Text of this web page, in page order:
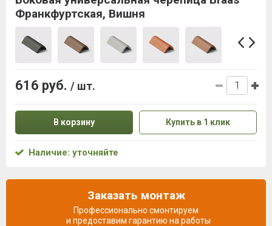
Франкфуртская, Вишня
616 руб. / шт.
В корзину Купить в 1 клик
Наличие: уточняйте
Заказать монтаж
Профессионально смонтируем
и предоставим гарантию на работы